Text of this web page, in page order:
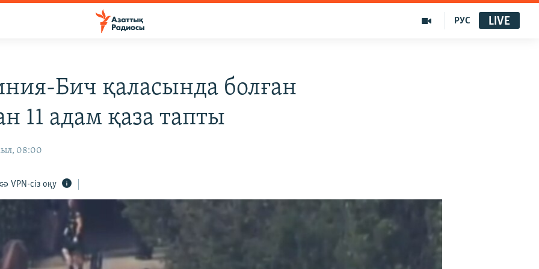
РУС LIVE
Бич қаласында болған
11 адам қаза тапты
08:00
VPN-сіз оқу